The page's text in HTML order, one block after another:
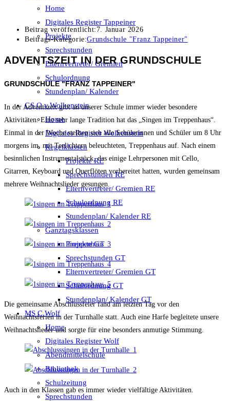
Home
Digitales Register Tappeiner
Projekte
Sprechstunden
Elternvertreter/ Gremien
Schulordnung
Stundenplan/ Kalender
GS O.v.Wolkenstein
Home
Digitales Register Wolkenstein
Regelklassen
Projekte RE
Sprechstunden RE
Elternvertreter/ Gremien RE
Schulordnung RE
Stundenplan/ Kalender RE
Ganztagsklassen
Projekte GT
Sprechstunden GT
Elternvertreter/ Gremien GT
Schulordnung GT
Stundenplan/ Kalender GT
MS C.Wolf
Home
Digitales Register Wolf
Abendmittelschule
Bibliothek
Schulzeitung
Sprechstunden
Beitrag veröffentlicht: 7. Januar 2026
Beitrags-Kategorie:Grundschule "Franz Tappeiner"
ADVENTSZEIT IN DER GRUNDSCHULE
GRUNDSCHULE "FRANZ TAPPEINER"
In der Adventszeit gibt an unserer Schule immer wieder besondere
Aktivitäten. Eine sehr lange Tradition hat das „Singen im Treppenhaus“.
Einmal in der Woche stellten sich alle Schülerinnen und Schüler um 8 Uhr
morgens im, mit Teelichtern beleuchteten, Treppenhaus auf. Nach einem
besinnlichen Instrumentalstück, das einige Lehrpersonen mit Cello,
Gitarren, Keyboard und Querflöten vorbereitet hatten, wurden gemeinsam
mehrere Weihnachtslieder gesungen.
Die gemeinsame Abschlussfeier fand am letzten Tag vor den
Weihnachtsferien in der Turnhalle statt. Auch eine Harfe begleitete unsere
Weihnachtslieder und sorgte für eine besonders anmutige Stimmung.
Auch in den Klassen gab es immer wieder vielfältige Aktivitäten.